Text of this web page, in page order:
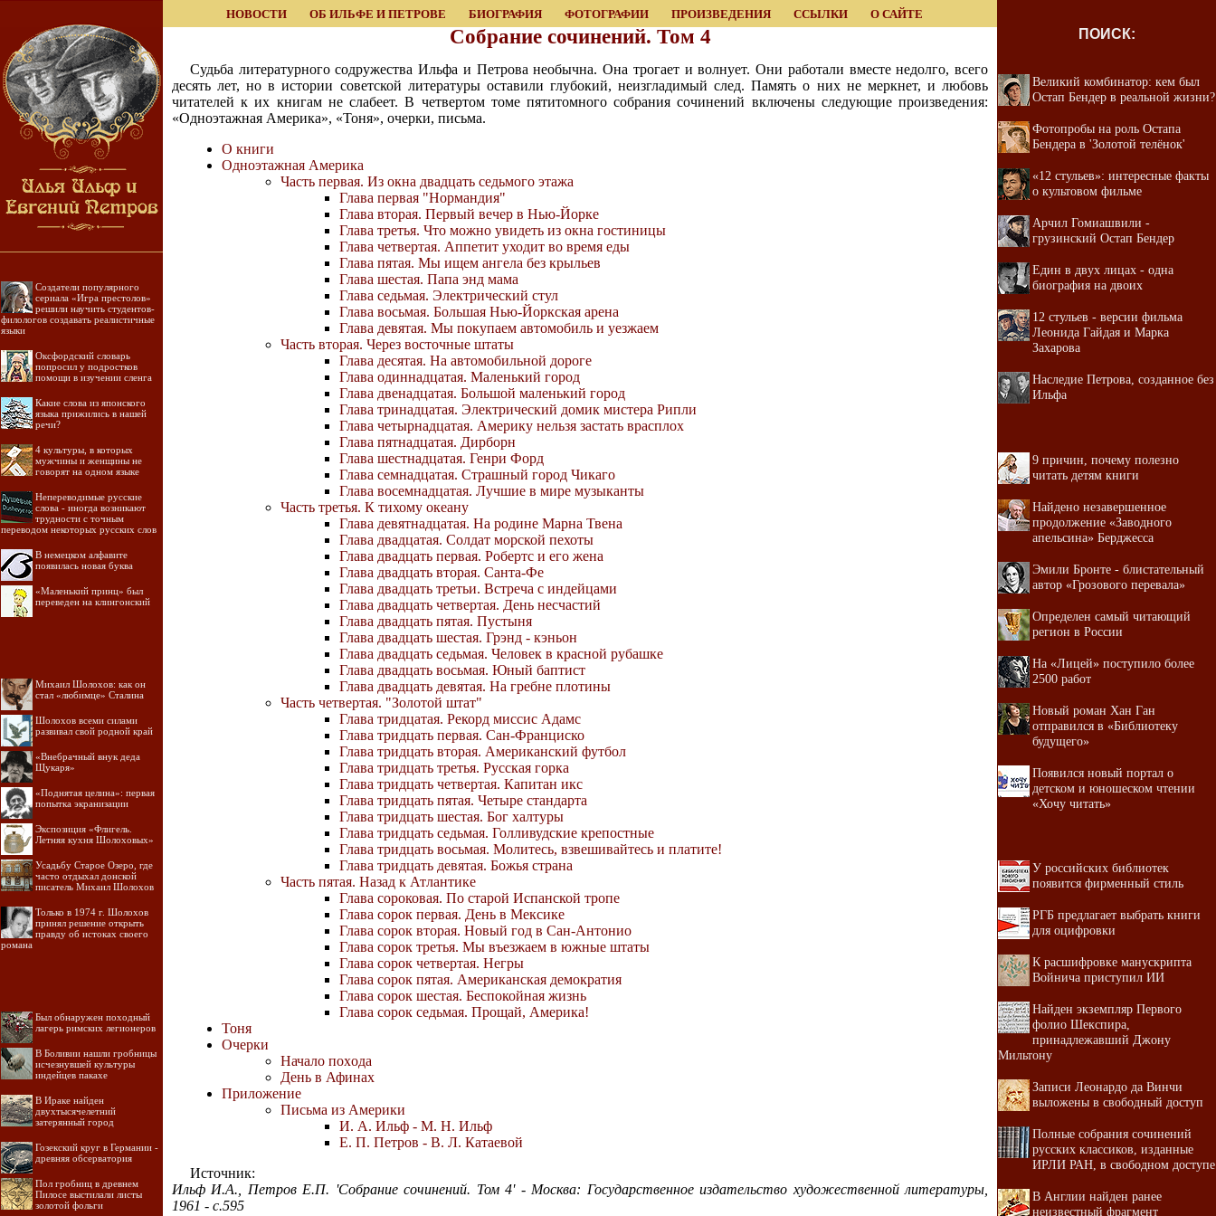
НОВОСТИ ОБ ИЛЬФЕ И ПЕТРОВЕ БИОГРАФИЯ ФОТОГРАФИИ ПРОИЗВЕДЕНИЯ ССЫЛКИ О САЙТЕ
Создатели популярного
сериала «Игра престолов»
решили научить студентов-
филологов создавать реалистичные
языки
Оксфордский словарь
попросил у подростков
помощи в изучении сленга
Какие слова из японского
языка прижились в нашей
речи?
4 культуры, в которых
мужчины и женщины не
говорят на одном языке
Непереводимые русские
слова - иногда возникают
трудности с точным
переводом некоторых русских слов
В немецком алфавите
появилась новая буква
«Маленький принц» был
переведен на клингонский
Михаил Шолохов: как он
стал «любимце» Сталина
Шолохов всеми силами
развивал свой родной край
«Внебрачный внук деда
Щукаря»
«Поднятая целина»: первая
попытка экранизации
Экспозиция «Флигель.
Летняя кухня Шолоховых»
Усадьбу Старое Озеро, где
часто отдыхал донской
писатель Михаил Шолохов
Только в 1974 г. Шолохов
принял решение открыть
правду об истоках своего
романа
Был обнаружен походный
лагерь римских легионеров
В Боливии нашли гробницы
исчезнувшей культуры
индейцев пакахе
В Ираке найден
двухтысячелетний
затерянный город
Гозекский круг в Германии -
древняя обсерватория
Пол гробниц в древнем
Пилосе выстилали листы
золотой фольги
Собрание сочинений. Том 4
Судьба литературного содружества Ильфа и Петрова необычна. Она трогает и волнует. Они работали вместе недолго, всего
десять лет, но в истории советской литературы оставили глубокий, неизгладимый след. Память о них не меркнет, и любовь
читателей к их книгам не слабеет. В четвертом томе пятитомного собрания сочинений включены следующие произведения:
«Одноэтажная Америка», «Тоня», очерки, письма.
О книги
Одноэтажная Америка
Часть первая. Из окна двадцать седьмого этажа
Глава первая "Нормандия"
Глава вторая. Первый вечер в Нью-Йорке
Глава третья. Что можно увидеть из окна гостиницы
Глава четвертая. Аппетит уходит во время еды
Глава пятая. Мы ищем ангела без крыльев
Глава шестая. Папа энд мама
Глава седьмая. Электрический стул
Глава восьмая. Большая Нью-Йоркская арена
Глава девятая. Мы покупаем автомобиль и уезжаем
Часть вторая. Через восточные штаты
Глава десятая. На автомобильной дороге
Глава одиннадцатая. Маленький город
Глава двенадцатая. Большой маленький город
Глава тринадцатая. Электрический домик мистера Рипли
Глава четырнадцатая. Америку нельзя застать врасплох
Глава пятнадцатая. Дирборн
Глава шестнадцатая. Генри Форд
Глава семнадцатая. Страшный город Чикаго
Глава восемнадцатая. Лучшие в мире музыканты
Часть третья. К тихому океану
Глава девятнадцатая. На родине Марна Твена
Глава двадцатая. Солдат морской пехоты
Глава двадцать первая. Робертс и его жена
Глава двадцать вторая. Санта-Фе
Глава двадцать третьи. Встреча с индейцами
Глава двадцать четвертая. День несчастий
Глава двадцать пятая. Пустыня
Глава двадцать шестая. Грэнд - кэньон
Глава двадцать седьмая. Человек в красной рубашке
Глава двадцать восьмая. Юный баптист
Глава двадцать девятая. На гребне плотины
Часть четвертая. "Золотой штат"
Глава тридцатая. Рекорд миссис Адамс
Глава тридцать первая. Сан-Франциско
Глава тридцать вторая. Американский футбол
Глава тридцать третья. Русская горка
Глава тридцать четвертая. Капитан икс
Глава тридцать пятая. Четыре стандарта
Глава тридцать шестая. Бог халтуры
Глава тридцать седьмая. Голливудские крепостные
Глава тридцать восьмая. Молитесь, взвешивайтесь и платите!
Глава тридцать девятая. Божья страна
Часть пятая. Назад к Атлантике
Глава сороковая. По старой Испанской тропе
Глава сорок первая. День в Мексике
Глава сорок вторая. Новый год в Сан-Антонио
Глава сорок третья. Мы въезжаем в южные штаты
Глава сорок четвертая. Негры
Глава сорок пятая. Американская демократия
Глава сорок шестая. Беспокойная жизнь
Глава сорок седьмая. Прощай, Америка!
Тоня
Очерки
Начало поxода
День в Афинах
Приложение
Письма из Америки
И. А. Ильф - М. Н. Ильф
Е. П. Петров - В. Л. Катаевой
Источник:
Ильф И.А., Петров Е.П. 'Собрание сочинений. Том 4' - Москва: Государственное издательство художественной литературы,
1961 - с.595
ПОИСК:
Великий комбинатор: кем был
Остап Бендер в реальной жизни?
Фотопробы на роль Остапа
Бендера в 'Золотой телёнок'
«12 стульев»: интересные факты
о культовом фильме
Арчил Гомиашвили -
грузинский Остап Бендер
Един в двух лицах - одна
биография на двоих
12 стульев - версии фильма
Леонида Гайдая и Марка
Захарова
Наследие Петрова, созданное без
Ильфа
9 причин, почему полезно
читать детям книги
Найдено незавершенное
продолжение «Заводного
апельсина» Берджесса
Эмили Бронте - блистательный
автор «Грозового перевала»
Определен самый читающий
регион в России
На «Лицей» поступило более
2500 работ
Новый роман Хан Ган
отправился в «Библиотеку
будущего»
Появился новый портал о
детском и юношеском чтении
«Хочу читать»
У российских библиотек
появится фирменный стиль
РГБ предлагает выбрать книги
для оцифровки
К расшифровке манускрипта
Войнича приступил ИИ
Найден экземпляр Первого
фолио Шекспира,
принадлежавший Джону
Мильтону
Записи Леонардо да Винчи
выложены в свободный доступ
Полные собрания сочинений
русских классиков, изданные
ИРЛИ РАН, в свободном доступе
В Англии найден ранее
неизвестный фрагмент